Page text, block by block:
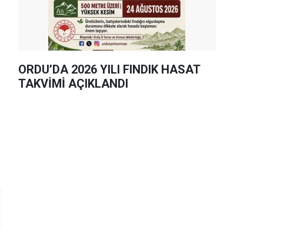
ORDU’DA 2026 YILI FINDIK HASAT
TAKVİMİ AÇIKLANDI